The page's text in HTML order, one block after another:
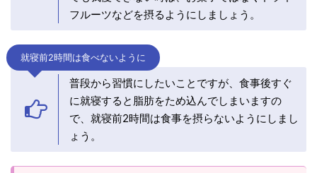
フルーツなどを摂るようにしましょう。
就寝前2時間は食べないように
普段から習慣にしたいことですが、食事後すぐ
に就寝すると脂肪をため込んでしまいますの
で、就寝前2時間は食事を摂らないようにしまし
ょう。